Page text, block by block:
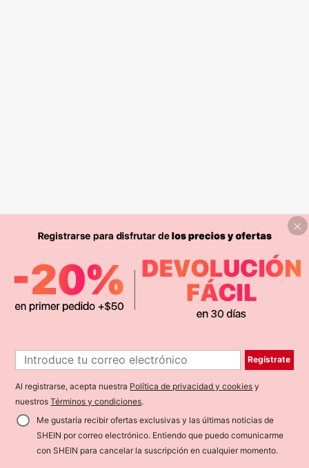
Regístrate
Al registrarse, acepta nuestra Política de privacidad y cookies y
nuestrosTérminos y condiciones.
Me gustaría recibir ofertas exclusivas y las últimas noticias de
SHEIN por correo electrónico. Entiendo que puedo comunicarme
con SHEIN para cancelar la suscripción en cualquier momento.